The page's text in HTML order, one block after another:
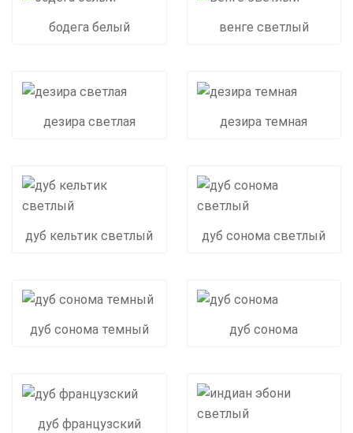
бодега белый венге светлый
дезира светлая дезира темная
дуб кельтик светлый дуб сонома светлый
дуб сонома темный дуб сонома
дуб французский